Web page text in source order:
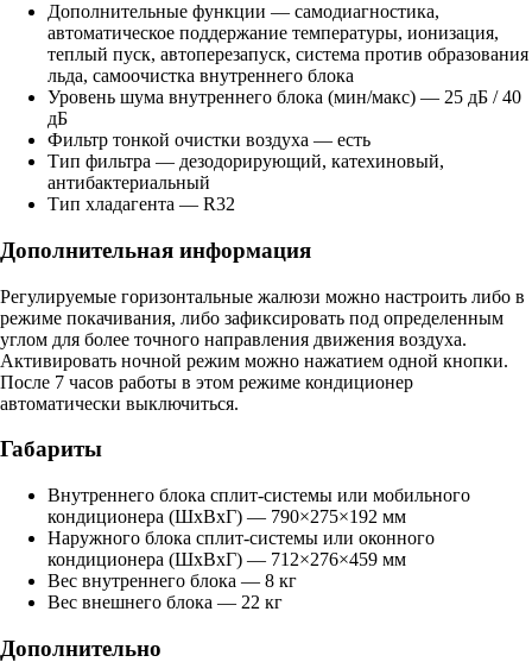
Дополнительные функции — самодиагностика,
автоматическое поддержание температуры, ионизация,
теплый пуск, автоперезапуск, система против образования
льда, самоочистка внутреннего блока
Уровень шума внутреннего блока (мин/макс) — 25 дБ / 40
дБ
Фильтр тонкой очистки воздуха — есть
Тип фильтра — дезодорирующий, катехиновый,
антибактериальный
Тип хладагента — R32
Дополнительная информация
Регулируемые горизонтальные жалюзи можно настроить либо в
режиме покачивания, либо зафиксировать под определенным
углом для более точного направления движения воздуха.
Активировать ночной режим можно нажатием одной кнопки.
После 7 часов работы в этом режиме кондиционер
автоматически выключиться.
Габариты
Внутреннего блока сплит-системы или мобильного
кондиционера (ШxВxГ) — 790×275×192 мм
Наружного блока сплит-системы или оконного
кондиционера (ШxВxГ) — 712×276×459 мм
Вес внутреннего блока — 8 кг
Вес внешнего блока — 22 кг
Дополнительно